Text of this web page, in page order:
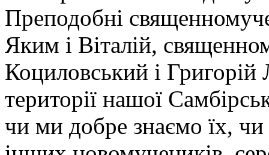
Преподобні
Яким і Віталій,
Коциловський і Григорій
території нашої
чи ми добре знаємо їх,